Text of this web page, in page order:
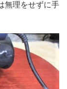
無理をせずに手